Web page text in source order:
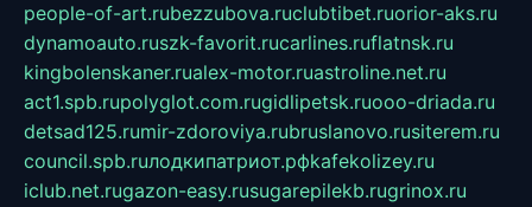
people-of-art.rubezzubova.ruclubtibet.ruorior-aks.ru
dynamoauto.ruszk-favorit.rucarlines.ruflatnsk.ru
kingbolenskaner.rualex-motor.ruastroline.net.ru
act1.spb.rupolyglot.com.rugidlipetsk.ruooo-driada.ru
detsad125.rumir-zdoroviya.rubruslanovo.rusiterem.ru
council.spb.ruлодкипатриот.рфkafekolizey.ru
iclub.net.rugazon-easy.rusugarepilekb.rugrinox.ru